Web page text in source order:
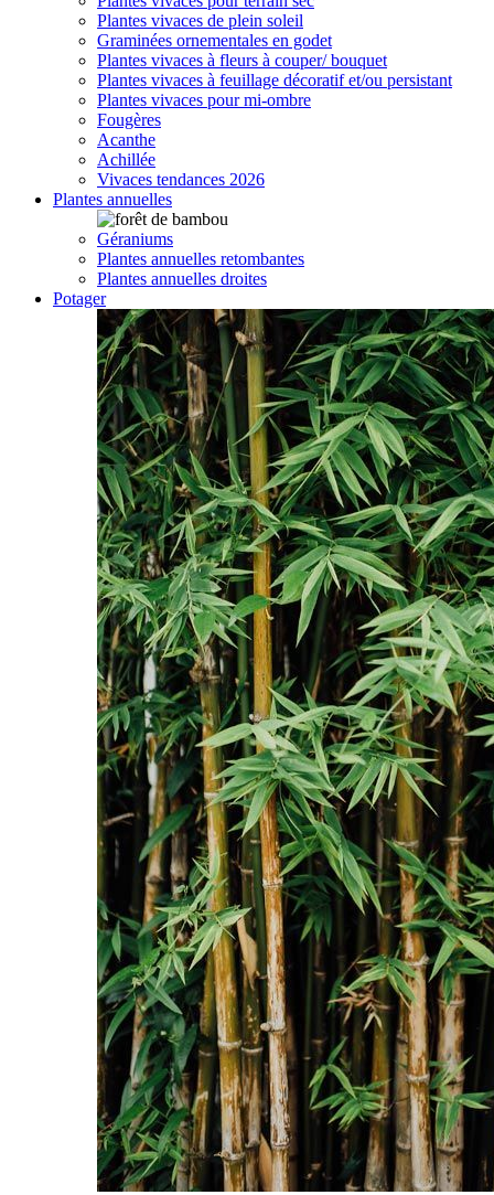
Plantes vivaces de plein soleil
Graminées ornementales en godet
Plantes vivaces à fleurs à couper/ bouquet
Plantes vivaces à feuillage décoratif et/ou persistant
Plantes vivaces pour mi-ombre
Fougères
Acanthe
Achillée
Vivaces tendances 2026
Plantes annuelles
Géraniums
Plantes annuelles retombantes
Plantes annuelles droites
Potager